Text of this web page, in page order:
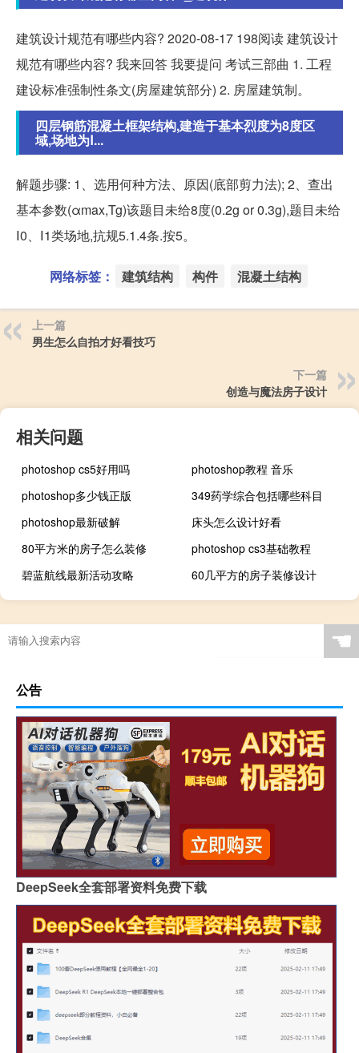
建筑设计规范有哪些内容? 2020-08-17 198阅读 建筑设计
规范有哪些内容? 我来回答 我要提问 考试三部曲 1. 工程
建设标准强制性条文(房屋建筑部分) 2. 房屋建筑制。
四层钢筋混凝土框架结构,建造于基本烈度为8度区
域,场地为Ⅰ...
解题步骤: 1、选用何种方法、原因(底部剪力法); 2、查出
基本参数(αmax,Tg)该题目未给8度(0.2g or 0.3g),题目未给
Ⅰ0、Ⅰ1类场地,抗规5.1.4条.按5。
网络标签： 建筑结构 构件 混凝土结构
上一篇
男生怎么自拍才好看技巧
下一篇
创造与魔法房子设计
相关问题
photoshop cs5好用吗
photoshop教程 音乐
photoshop多少钱正版
349药学综合包括哪些科目
photoshop最新破解
床头怎么设计好看
80平方米的房子怎么装修
photoshop cs3基础教程
碧蓝航线最新活动攻略
60几平方的房子装修设计
☚
公告
DeepSeek全套部署资料免费下载